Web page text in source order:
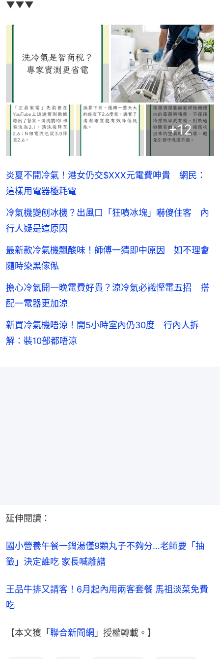
▼▼▼
+12
炎夏不開冷氣！港女仍交$XXX元電費呻貴 網民：
這樣用電器極耗電
冷氣機變刨冰機？出風口「狂噴冰塊」嚇傻住客 內
行人疑是這原因
最新款冷氣機飄酸味！師傅一猜即中原因 如不理會
隨時染黑傢俬
擔心冷氣開一晚電費好貴？涼冷氣必識慳電五招 搭
配一電器更加涼
新買冷氣機唔涼！開5小時室內仍30度 行內人拆
解：裝10部都唔涼
延伸閱讀：
國小營養午餐一鍋湯僅9顆丸子不夠分…老師要「抽
籤」決定誰吃 家長喊離譜
王品牛排又請客！6月起內用兩客套餐 馬祖淡菜免費
吃
【本文獲「聯合新聞網 」授權轉載。】